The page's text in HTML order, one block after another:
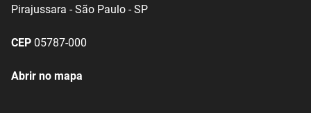
Pirajussara - São Paulo - SP
CEP 05787-000
Abrir no mapa